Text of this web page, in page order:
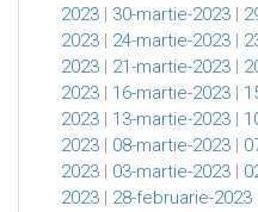
2023 | 30-martie-2023 |
2023 | 24-martie-2023 |
2023 | 21-martie-2023 |
2023 | 16-martie-2023 |
2023 | 13-martie-2023 |
2023 | 08-martie-2023 |
2023 | 03-martie-2023 |
2023 | 28-februarie-2023